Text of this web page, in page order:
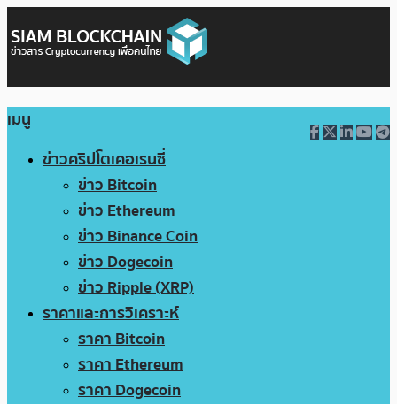
เมนู
ข่าวคริปโตเคอเรนซี่
ข่าว Bitcoin
ข่าว Ethereum
ข่าว Binance Coin
ข่าว Dogecoin
ข่าว Ripple (XRP)
ราคาและการวิเคราะห์
ราคา Bitcoin
ราคา Ethereum
ราคา Dogecoin